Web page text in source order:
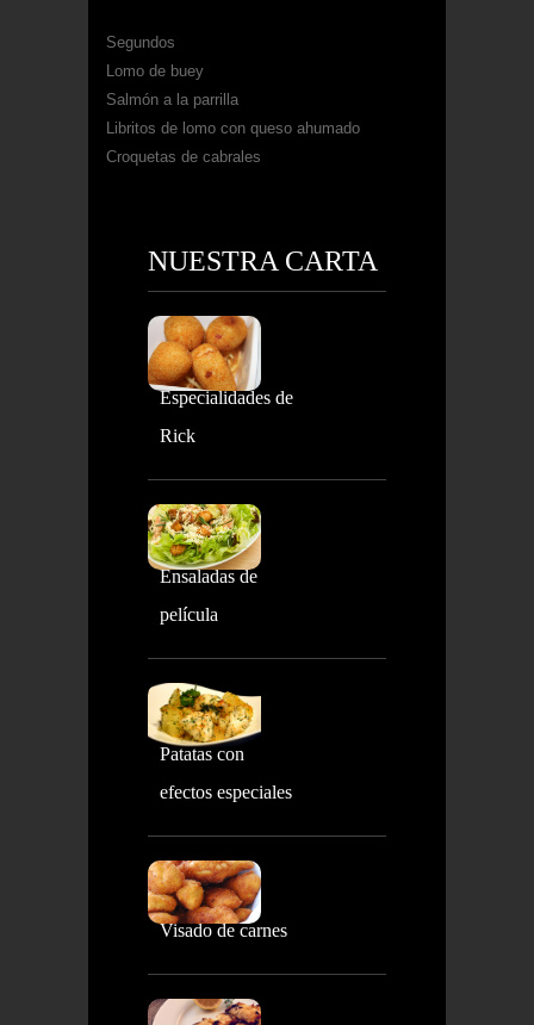
Segundos
Lomo de buey
Salmón a la parrilla
Libritos de lomo con queso ahumado
Croquetas de cabrales
NUESTRA CARTA
Especialidades de
Rick
Ensaladas de
película
Patatas con
efectos especiales
Visado de carnes